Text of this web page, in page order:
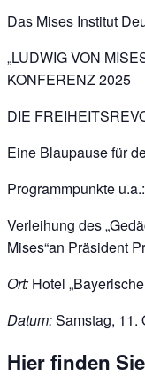
Das Mises Institut
„LUDWIG VON
KONFERENZ 2025
DIE
Eine Blaupause für
Programmpunkte u.a.:
Verleihung des
Mises“an Präsident
Ort: Hotel
Datum:Samstag, 11.
Hier finden